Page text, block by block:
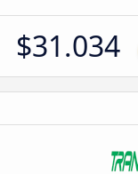
$31.034